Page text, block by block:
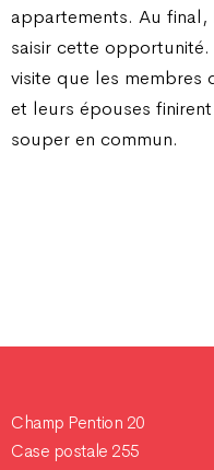
appartements. Au
saisir cette
visite que les membres
et leurs épouses
souper en commun.
Champ Pention 20
Case postale 255